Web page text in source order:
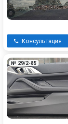
Консультация
№ 29/2-85